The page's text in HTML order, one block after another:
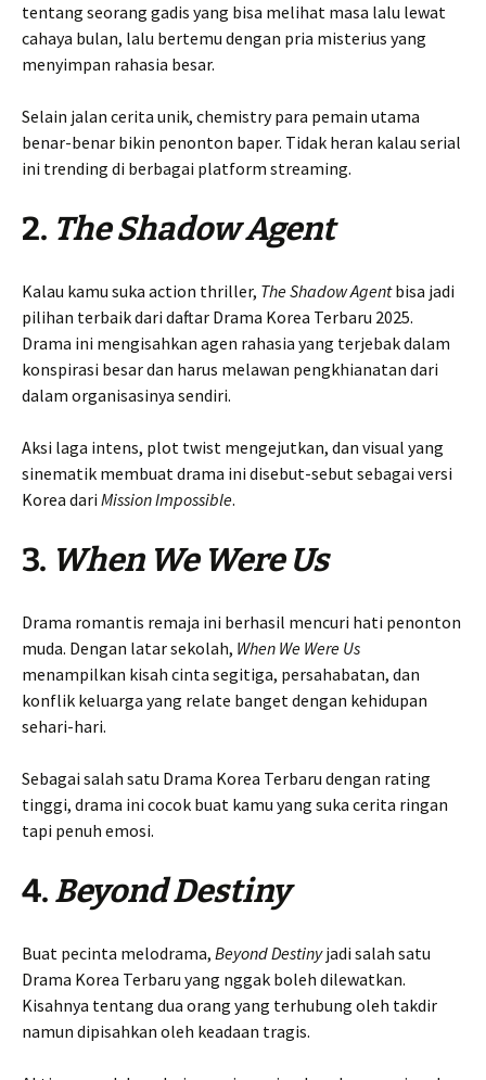
tentang seorang gadis yang bisa melihat masa lalu lewat
cahaya bulan, lalu bertemu dengan pria misterius yang
menyimpan rahasia besar.
Selain jalan cerita unik, chemistry para pemain utama
benar-benar bikin penonton baper. Tidak heran kalau serial
ini trending di berbagai platform streaming.
2. The Shadow Agent
Kalau kamu suka action thriller, The Shadow Agentbisa jadi
pilihan terbaik dari daftar Drama Korea Terbaru 2025.
Drama ini mengisahkan agen rahasia yang terjebak dalam
konspirasi besar dan harus melawan pengkhianatan dari
dalam organisasinya sendiri.
Aksi laga intens, plot twist mengejutkan, dan visual yang
sinematik membuat drama ini disebut-sebut sebagai versi
Korea dari Mission Impossible.
3. When We Were Us
Drama romantis remaja ini berhasil mencuri hati penonton
muda. Dengan latar sekolah, When We Were Us
menampilkan kisah cinta segitiga, persahabatan, dan
konflik keluarga yang relate banget dengan kehidupan
sehari-hari.
Sebagai salah satu Drama Korea Terbaru dengan rating
tinggi, drama ini cocok buat kamu yang suka cerita ringan
tapi penuh emosi.
4.Beyond Destiny
Buat pecinta melodrama, Beyond Destinyjadi salah satu
Drama Korea Terbaru yang nggak boleh dilewatkan.
Kisahnya tentang dua orang yang terhubung oleh takdir
namun dipisahkan oleh keadaan tragis.